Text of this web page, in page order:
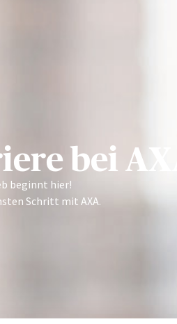
bei AXA
beginnt hier!
Schritt mit AXA.